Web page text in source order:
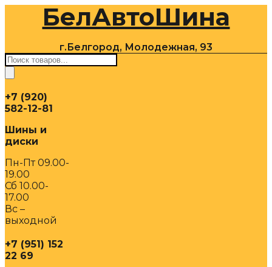
содержимомуБелАвтоШина
г.Белгород, Молодежная, 93
Поиск
товаров
+7 (920)
582-12-81
Шины и
диски
Пн-Пт 09.00-
19.00
Сб 10.00-
17.00
Вс –
выходной
+7 (951) 152
22 69